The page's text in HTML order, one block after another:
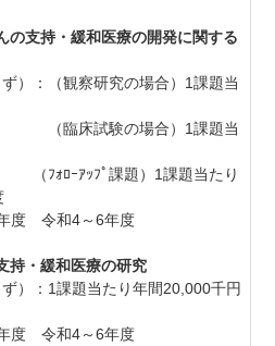
の支持・緩和医療の開発に関する
）：（観察研究の場合）1課題当
場合）1課題当
題）1課題当たり
度 令和4～6年度
持・緩和医療の研究
）：1課題当たり年間20,000千円
度 令和4～6年度